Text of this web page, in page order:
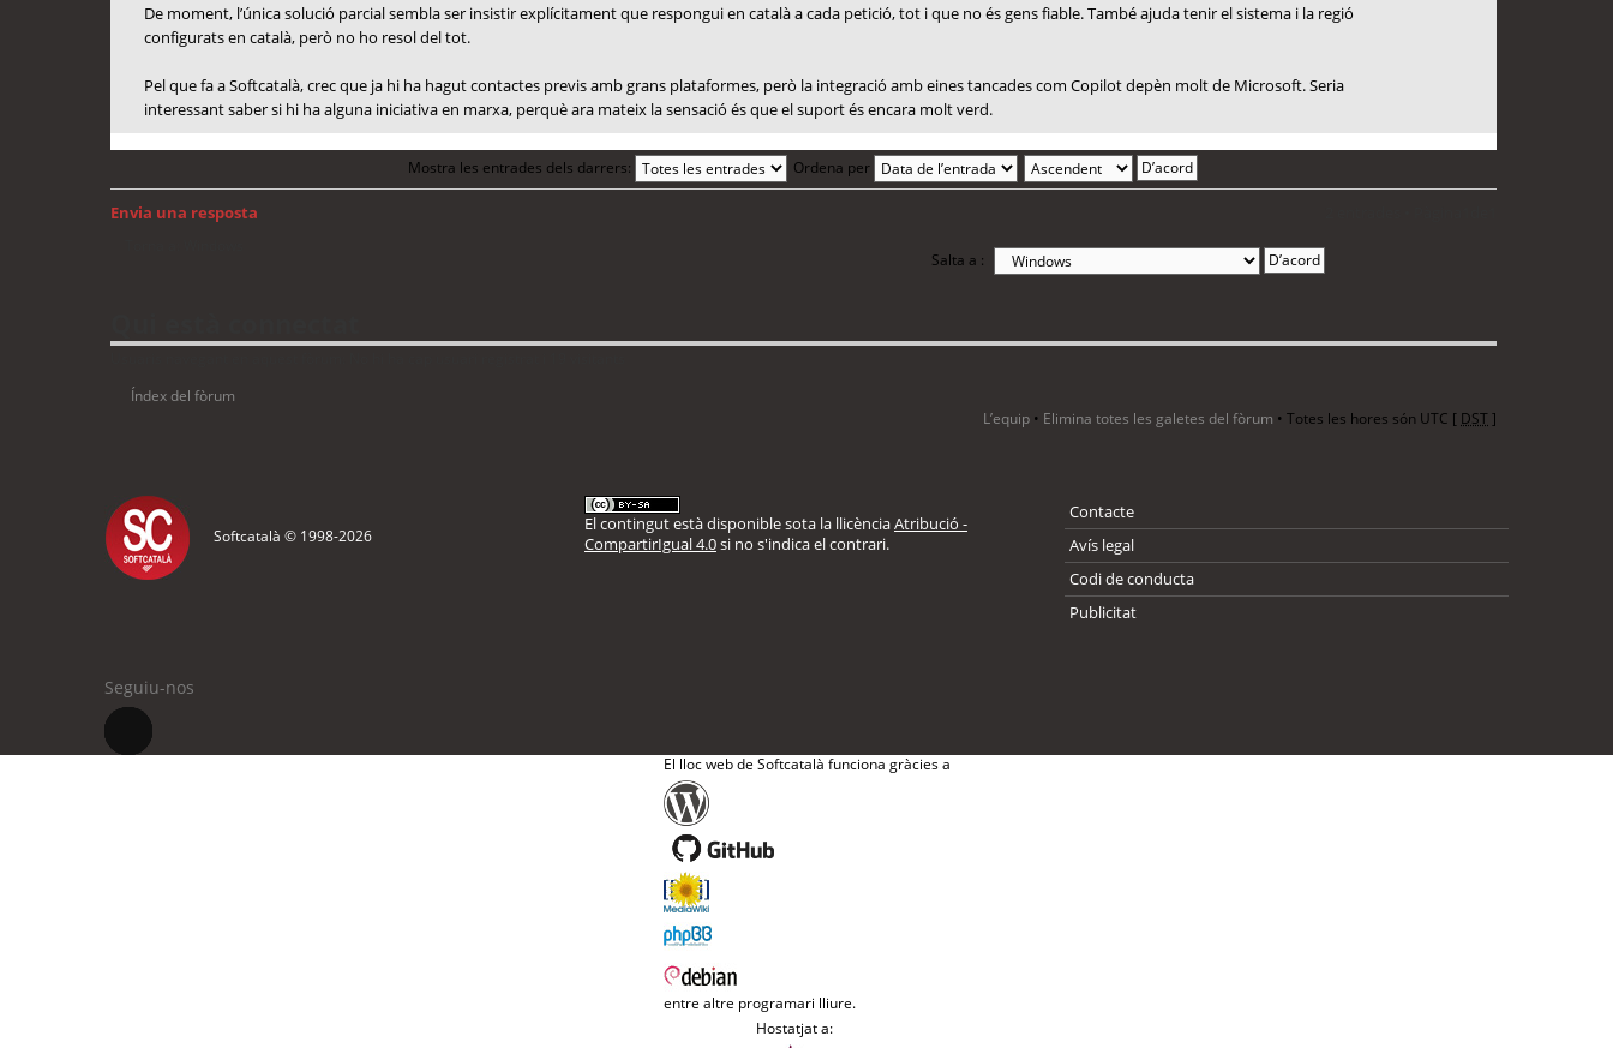
De moment, l’única solució parcial sembla ser insistir explícitament que respongui en català a cada petició, tot i que no és gens fiable. També ajuda tenir el sistema i la regió
configurats en català, però no ho resol del tot.
Pel que fa a Softcatalà, crec que ja hi ha hagut contactes previs amb grans plataformes, però la integració amb eines tancades com Copilot depèn molt de Microsoft. Seria
interessant saber si hi ha alguna iniciativa en marxa, perquè ara mateix la sensació és que el suport és encara molt verd.
Mostra les entrades dels darrers: Ordena per
Envia una resposta
Salta a :
Índex del fòrum
L’equip • Elimina totes les galetes del fòrum • Totes les hores són UTC [ DST]
Softcatalà © 1998-2026
El contingut està disponible sota la llicènciaAtribució -
CompartirIgual 4.0si no s'indica el contrari.
Contacte
Avís legal
Codi de conducta
Publicitat
Seguiu-nos
El lloc web de Softcatalà funciona gràcies a
entre altre programari lliure.
Hostatjat a: